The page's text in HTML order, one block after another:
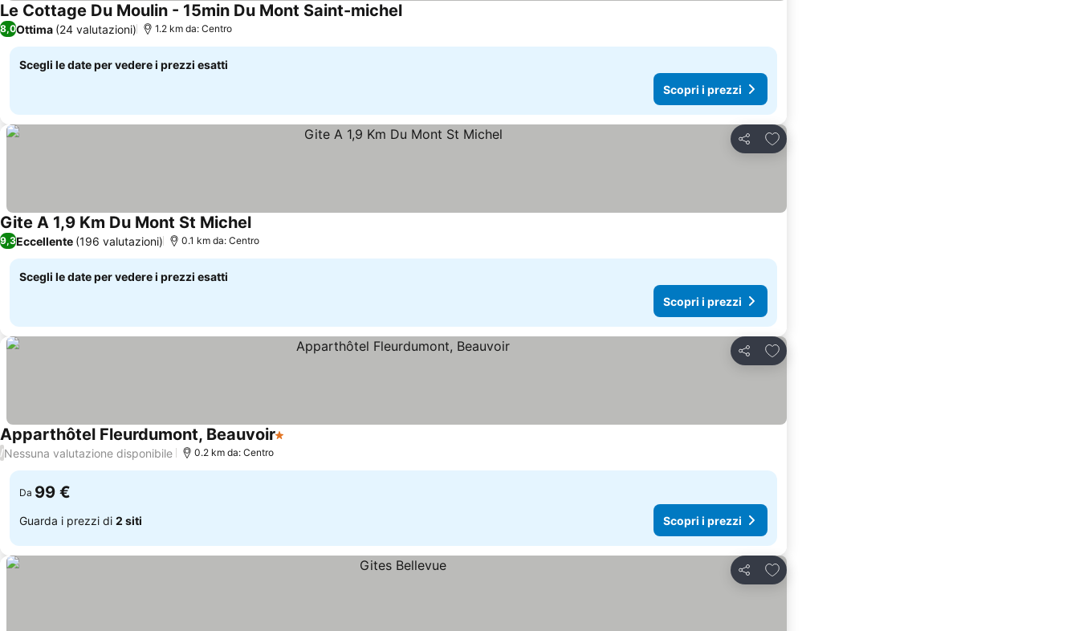
Le Cottage Du Moulin - 15min Du Mont Saint-michelScopri i prezzi
8,0Ottima (24 valutazioni) 1.2 km da: Centro
Scegli le date per vedere i prezzi esatti
Scopri i prezzi
Condividi
Aggiungi ai preferiti
Gite A 1,9 Km Du Mont St MichelScopri i prezzi
9,3Eccellente (196 valutazioni) 0.1 km da: Centro
Scegli le date per vedere i prezzi esatti
Scopri i prezzi
Condividi
Aggiungi ai preferiti
Apparthôtel Fleurdumont, Beauvoir1 Stelle
/Nessuna valutazione disponibile 0.2 km da: Centro
Da 99 €
Guarda i prezzi di 2 siti Scopri i prezzi
Condividi
Aggiungi ai preferiti